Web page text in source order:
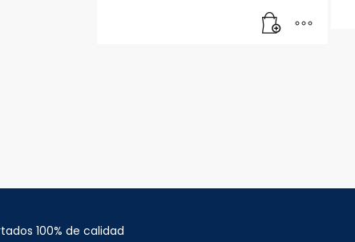
100% de calidad